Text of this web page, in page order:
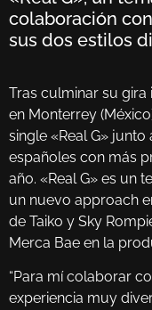
colaboración con
sus dos estilos
Tras culminar su
en Monterrey
single «Real G»
españoles con más
año. «Real G» es un
un nuevo approach
de Taiko y Sky
Merca Bae en la
“Para mí colaborar
experiencia muy